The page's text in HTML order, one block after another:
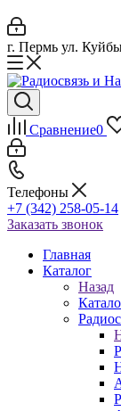
г. Пермь ул.
Сравнение0
Телефоны
+7 (342) 258-05-14
Заказать звонок
Главная
Каталог
Назад